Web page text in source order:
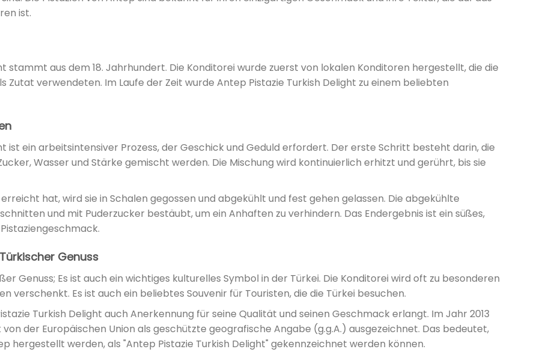
ist.
stammt aus dem 18. Jahrhundert. Die Konditorei wurde zuerst von lokalen Konditoren hergestellt, die die
verwendeten. Im Laufe der Zeit wurde Antep Pistazie Turkish Delight zu einem beliebten
ist ein arbeitsintensiver Prozess, der Geschick und Geduld erfordert. Der erste Schritt besteht darin, die
Wasser und Stärke gemischt werden. Die Mischung wird kontinuierlich erhitzt und gerührt, bis sie
hat, wird sie in Schalen gegossen und abgekühlt und fest gehen gelassen. Die abgekühlte
und mit Puderzucker bestäubt, um ein Anhaften zu verhindern. Das Endergebnis ist ein süßes,
Genuss
Genuss; Es ist auch ein wichtiges kulturelles Symbol in der Türkei. Die Konditorei wird oft zu besonderen
verschenkt. Es ist auch ein beliebtes Souvenir für Touristen, die die Türkei besuchen.
Turkish Delight auch Anerkennung für seine Qualität und seinen Geschmack erlangt. Im Jahr 2013
der Europäischen Union als geschützte geografische Angabe (g.g.A.) ausgezeichnet. Das bedeutet,
hergestellt werden, als "Antep Pistazie Turkish Delight" gekennzeichnet werden können.